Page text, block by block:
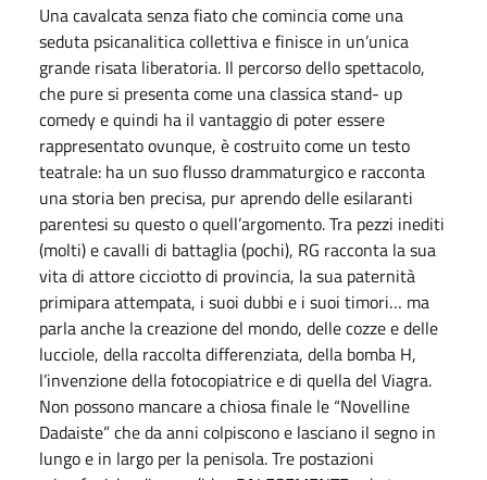
Una cavalcata senza fiato che comincia come una
seduta psicanalitica collettiva e finisce in un’unica
grande risata liberatoria. Il percorso dello spettacolo,
che pure si presenta come una classica stand- up
comedy e quindi ha il vantaggio di poter essere
rappresentato ovunque, è costruito come un testo
teatrale: ha un suo flusso drammaturgico e racconta
una storia ben precisa, pur aprendo delle esilaranti
parentesi su questo o quell’argomento. Tra pezzi inediti
(molti) e cavalli di battaglia (pochi), RG racconta la sua
vita di attore cicciotto di provincia, la sua paternità
primipara attempata, i suoi dubbi e i suoi timori… ma
parla anche la creazione del mondo, delle cozze e delle
lucciole, della raccolta differenziata, della bomba H,
l’invenzione della fotocopiatrice e di quella del Viagra.
Non possono mancare a chiosa finale le “Novelline
Dadaiste” che da anni colpiscono e lasciano il segno in
lungo e in largo per la penisola. Tre postazioni